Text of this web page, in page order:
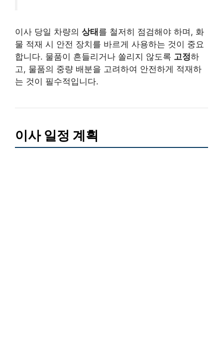
이사 당일 차량의 상태를 철저히 점검해야 하며, 화
물 적재 시 안전 장치를 바르게 사용하는 것이 중요
합니다. 물품이 흔들리거나 쏠리지 않도록 고정하
고, 물품의 중량 배분을 고려하여 안전하게 적재하
는 것이 필수적입니다.
이사 일정 계획